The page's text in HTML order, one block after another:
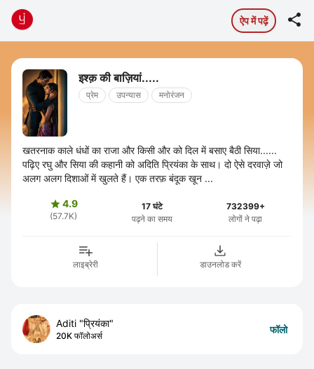
ऐप में पढ़ें 
इश्क़ की बाज़ियां.....
प्रेम उपन्यास मनोरंजन
खतरनाक काले धंधों का राजा और किसी और को दिल में बसाए बैठी सिया......
पढ़िए रघु और सिया की कहानी को अदिति प्रियंका के साथ। दो ऐसे दरवाज़े जो
अलग अलग दिशाओं में खुलते हैं। एक तरफ़ बंदूक खून ...
4.9
(57.7K)
17 घंटे
पढ़ने का समय
732399+
लोगों ने पढ़ा
लाइब्रेरी डाउनलोड करें
Aditi "प्रियंका"
20K फॉलोअर्स
फॉलो